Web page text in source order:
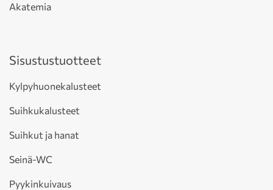
Akatemia
Sisustustuotteet
Kylpyhuonekalusteet
Suihkukalusteet
Suihkut ja hanat
Seinä-WC
Pyykinkuivaus